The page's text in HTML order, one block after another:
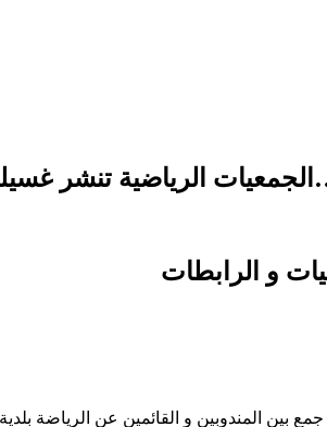
الرياضية تنشر
و الرابطات
بين المندوبين و القائمين عن الرياضة